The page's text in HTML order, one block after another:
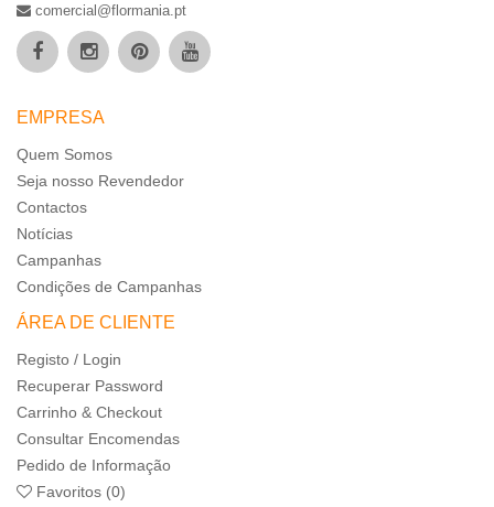
comercial@flormania.pt
EMPRESA
Quem Somos
Seja nosso Revendedor
Contactos
Notícias
Campanhas
Condições de Campanhas
ÁREA DE CLIENTE
Registo / Login
Recuperar Password
Carrinho & Checkout
Consultar Encomendas
Pedido de Informação
Favoritos (0)